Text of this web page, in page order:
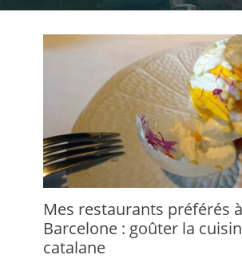
Mes restaurants préférés à
Barcelone : goûter la
catalane